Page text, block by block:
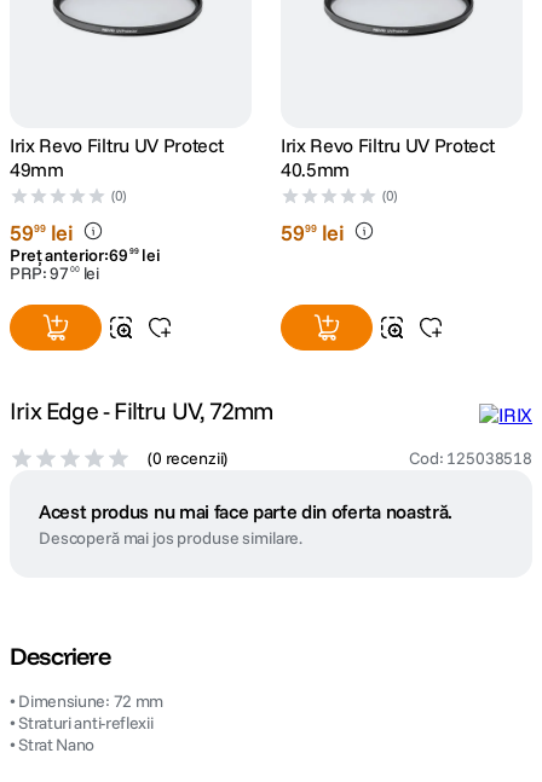
lavaliera
8 dji mic mini
dji osmo
10 insta 360
Irix Revo Filtru UV Protect
49mm
(0)
5999 lei
Preț anterior:69 99 lei
PRP:97 00 lei
Irix Revo Filtru UV Protect
40.5mm
(0)
5999 lei
Irix Edge - Filtru UV, 72mm
(0 recenzii) Cod: 125038518
Acest produs nu mai face parte din oferta noastră.
Descoperă mai jos produse similare.
Descriere
• Dimensiune: 72 mm
• Straturi anti-reflexii
• Strat Nano